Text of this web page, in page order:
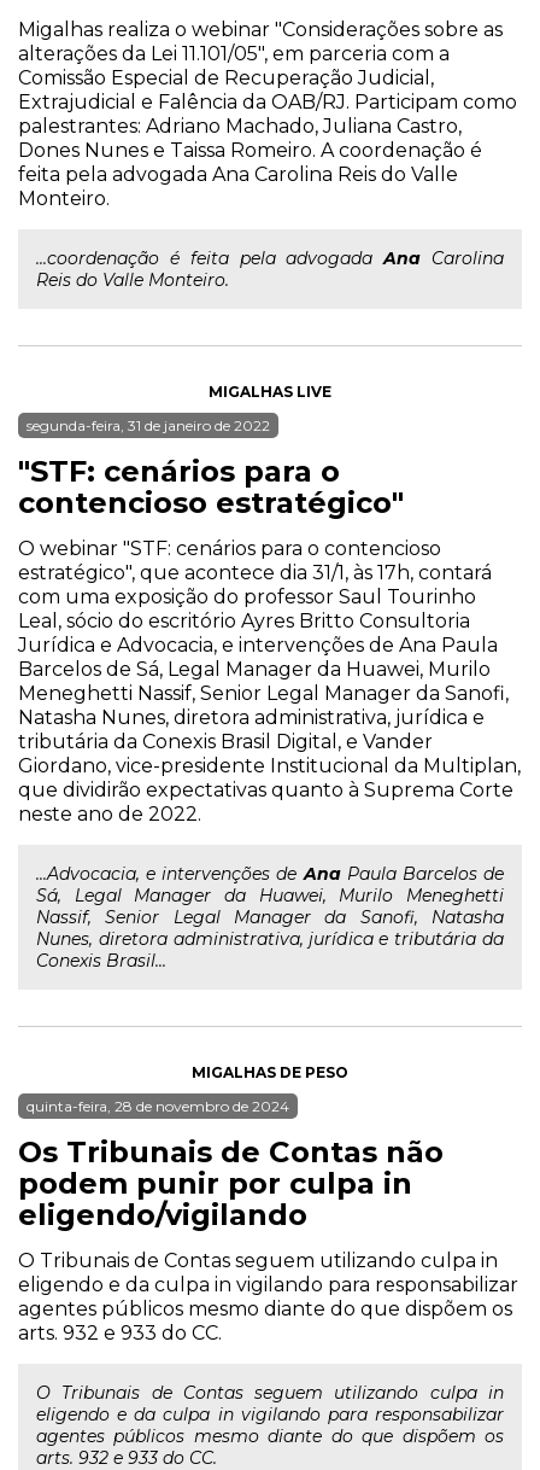
Migalhas realiza o webinar "Considerações sobre as
alterações da Lei 11.101/05", em parceria com a
Comissão Especial de Recuperação Judicial,
Extrajudicial e Falência da OAB/RJ. Participam como
palestrantes: Adriano Machado, Juliana Castro,
Dones Nunes e Taissa Romeiro. A coordenação é
feita pela advogada Ana Carolina Reis do Valle
Monteiro.
...coordenação é feita pela advogadaAna Carolina
Reis do Valle Monteiro.
MIGALHAS LIVE
segunda-feira, 31 de janeiro de 2022
"STF: cenários para o
contencioso estratégico"
O webinar "STF: cenários para o contencioso
estratégico", que acontece dia 31/1, às 17h, contará
com uma exposição do professor Saul Tourinho
Leal, sócio do escritório Ayres Britto Consultoria
Jurídica e Advocacia, e intervenções de Ana Paula
Barcelos de Sá, Legal Manager da Huawei, Murilo
Meneghetti Nassif, Senior Legal Manager da Sanofi,
Natasha Nunes, diretora administrativa, jurídica e
tributária da Conexis Brasil Digital, e Vander
Giordano, vice-presidente Institucional da Multiplan,
que dividirão expectativas quanto à Suprema Corte
neste ano de 2022.
...Advocacia, e intervenções deAnaPaula Barcelos de
Sá, Legal Manager da Huawei, Murilo Meneghetti
Nassif, Senior Legal Manager da Sanofi, Natasha
Nunes, diretora administrativa, jurídica e tributária da
Conexis Brasil...
MIGALHAS DE PESO
quinta-feira, 28 de novembro de 2024
Os Tribunais de Contas não
podem punir por culpa in
eligendo/vigilando
O Tribunais de Contas seguem utilizando culpa in
eligendo e da culpa in vigilando para responsabilizar
agentes públicos mesmo diante do que dispõem os
arts. 932 e 933 do CC.
O Tribunais de Contas seguem utilizando culpa in
eligendo e da culpa in vigilando para responsabilizar
agentes públicos mesmo diante do que dispõem os
arts. 932 e 933 do CC.